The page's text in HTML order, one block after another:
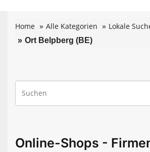
Home Alle Kategorien Lokale
Ort Belpberg (BE)
Online-Shops -